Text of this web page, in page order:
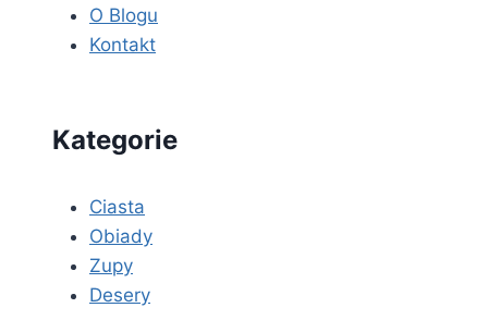
O Blogu
Kontakt
Kategorie
Ciasta
Obiady
Zupy
Desery